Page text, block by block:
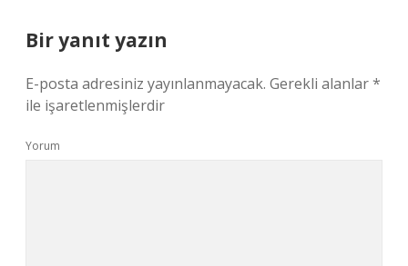
Bir yanıt yazın
E-posta adresiniz yayınlanmayacak. Gerekli alanlar*
ile işaretlenmişlerdir
Yorum